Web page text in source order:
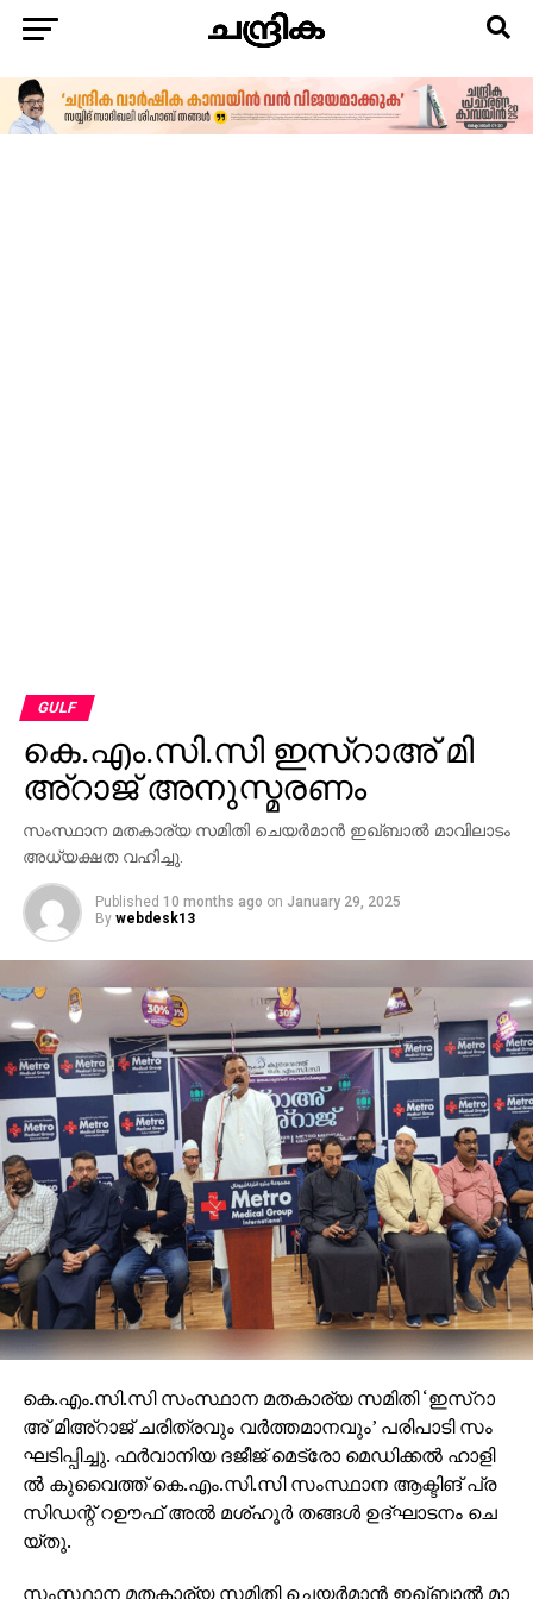
GULF
കെ.​എം.​സി.​സി ഇ​സ്റാ​അ് മി​
അ്റാ​ജ് അ​നു​സ്മ​ര​ണം
സം​സ്ഥാ​ന മ​ത​കാ​ര്യ സ​മി​തി ചെ​യ​ർ​മാ​ൻ ഇ​ഖ്ബാ​ൽ മാ​വി​ലാ​ടം
അ​ധ്യ​ക്ഷ​ത വ​ഹി​ച്ചു.
Published 10 months ago on January 29, 2025
By webdesk13
കെ.​എം.​സി.​സി സം​സ്ഥാ​ന മ​ത​കാ​ര്യ സ​മി​തി ‘ഇ​സ്റാ​
അ് മി​അ്റാ​ജ് ച​രി​ത്ര​വും വ​ർ​ത്ത​മാ​ന​വും’ പ​രി​പാ​ടി സം​
ഘ​ടി​പ്പി​ച്ചു. ഫ​ർ​വാ​നി​യ ദ​ജീ​ജ് മെ​ട്രോ മെ​ഡി​ക്ക​ൽ ഹാ​ളി​
ൽ കു​വൈ​ത്ത് കെ.​എം.​സി.​സി സം​സ്ഥാ​ന ആ​ക്ടി​ങ് പ്ര​
സി​ഡ​ന്റ് റ​ഊ​ഫ് അ​ൽ മ​ശ്ഹൂ​ർ ത​ങ്ങ​ൾ ഉ​ദ്‌​ഘാ​ട​നം ചെ​
യ്തു.
സം​സ്ഥാ​ന മ​ത​കാ​ര്യ സ​മി​തി ചെ​യ​ർ​മാ​ൻ ഇ​ഖ്ബാ​ൽ മാ​